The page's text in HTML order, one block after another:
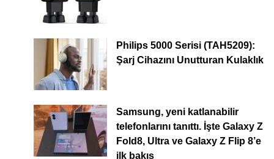
Philips 5000 Serisi (TAH5209):
Şarj Cihazını Unutturan Kulaklık
Samsung, yeni katlanabilir
telefonlarını tanıttı. İşte Galaxy Z
Fold8, Ultra ve Galaxy Z Flip 8’e
ilk bakış